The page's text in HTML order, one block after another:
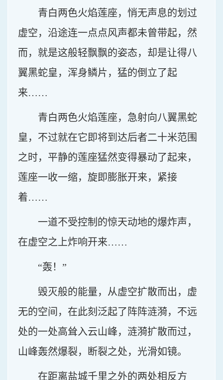
青白两色火焰莲座，悄无声息的划过
虚空，沿途连一点点风声都未曾带起，然
而，就是这般轻飘飘的姿态，却是让得八
翼黑蛇皇，浑身鳞片，猛的倒立了起
来……
青白两色火焰莲座，急射向八翼黑蛇
皇，不过就在它即将到达后者二十米范围
之时，平静的莲座猛然变得暴动了起来，
莲座一收一缩，旋即膨胀开来，紧接
着……
一道不受控制的惊天动地的爆炸声，
在虚空之上炸响开来……
“轰！”
毁灭般的能量，从虚空扩散而出，虚
无的空间，在此刻泛起了阵阵涟漪，不远
处的一处高耸入云山峰，涟漪扩散而过，
山峰轰然爆裂，断裂之处，光滑如镜。
在距离盐城千里之外的两处相反方